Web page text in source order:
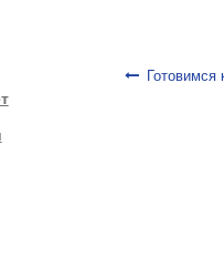
Навигация по